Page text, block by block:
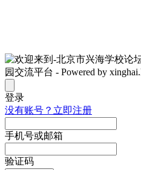
登录
没有账号？立即注册
手机号或邮箱
验证码